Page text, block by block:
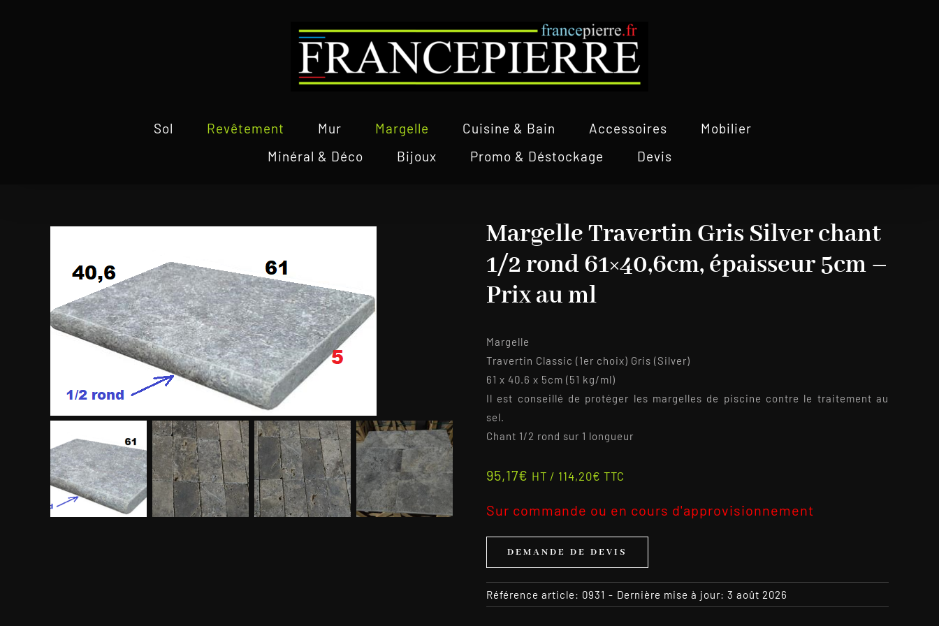
Sol Revêtement Mur Margelle Cuisine & Bain Accessoires
Mobilier
Minéral & Déco
Bijoux Promo & Déstockage Devis
Margelle Travertin Gris Silver chant
1/2 rond 61×40,6cm, épaisseur 5cm –
Prix au ml
Margelle
Travertin Classic (1er choix) Gris (Silver)
61 x 40.6 x 5cm (51 kg/ml)
Il est conseillé de protéger les margelles de piscine contre le traitement au
sel.
Chant 1/2 rond sur 1 longueur
95,17€ HT / 114,20€ TTC
Sur commande ou en cours d'approvisionnement
DEMANDE DE DEVIS
Référence article: 0931 - Dernière mise à jour: 3 août 2026